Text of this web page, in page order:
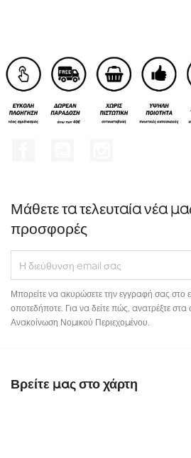
Μάθετε τα τελευταία νέα
προσφορές
Μπορείτε να ακυρώσετε την εγγραφή σας στο
οποτεδήποτε. Για να δείτε πώς, ανατρέξτε στα
Ανακοίνωση Νομικού Περιεχομένου.
Βρείτε μας στο χάρτη